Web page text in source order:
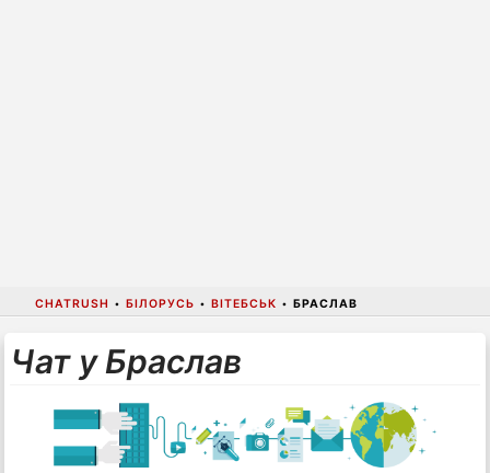
CHATRUSH • БІЛОРУСЬ • ВІТЕБСЬК • БРАСЛАВ
Чат у Браслав